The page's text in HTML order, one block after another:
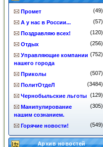
Промет
(49)
А у нас в России...
(57)
Поздравляю всех!
(120)
Отдых
(256)
Управляющие компании
нашего города
(752)
Приколы
(507)
ПолитОтдеЛ
(3484)
Чернобыльские льготы (129)
Манипулирование
нашим сознанием.
(305)
Горячие новости! (549)
Архив новостей